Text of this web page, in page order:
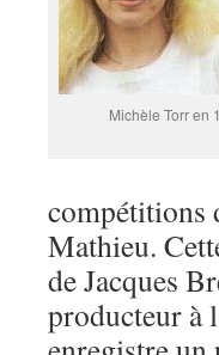
Michèle Torr en
compétitions
Mathieu.
de Jacques
producteur à